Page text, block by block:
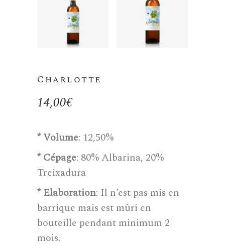
Charlotte
14,00€
* Volume: 12,50%
* Cépage: 80% Albarina, 20%
Treixadura
* Elaboration: Il n’est pas mis en
barrique mais est mûri en
bouteille pendant minimum 2
mois.